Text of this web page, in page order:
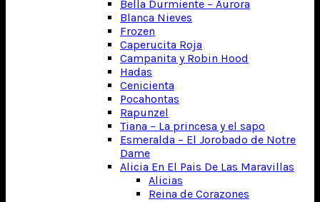
Bella Durmiente – Aurora
Blanca Nieves
Frozen
Caperucita Roja
Campanita y Robin Hood
Hadas
Cenicienta
Pocahontas
Rapunzel
Tiana – La princesa y el sapo
Esmeralda – El Jorobado de Notre
Dame
Alicia En El Pais De Las Maravillas
Alicias
Reina de Corazones